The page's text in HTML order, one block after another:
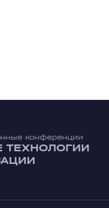
конференции
ТЕХНОЛОГИИ